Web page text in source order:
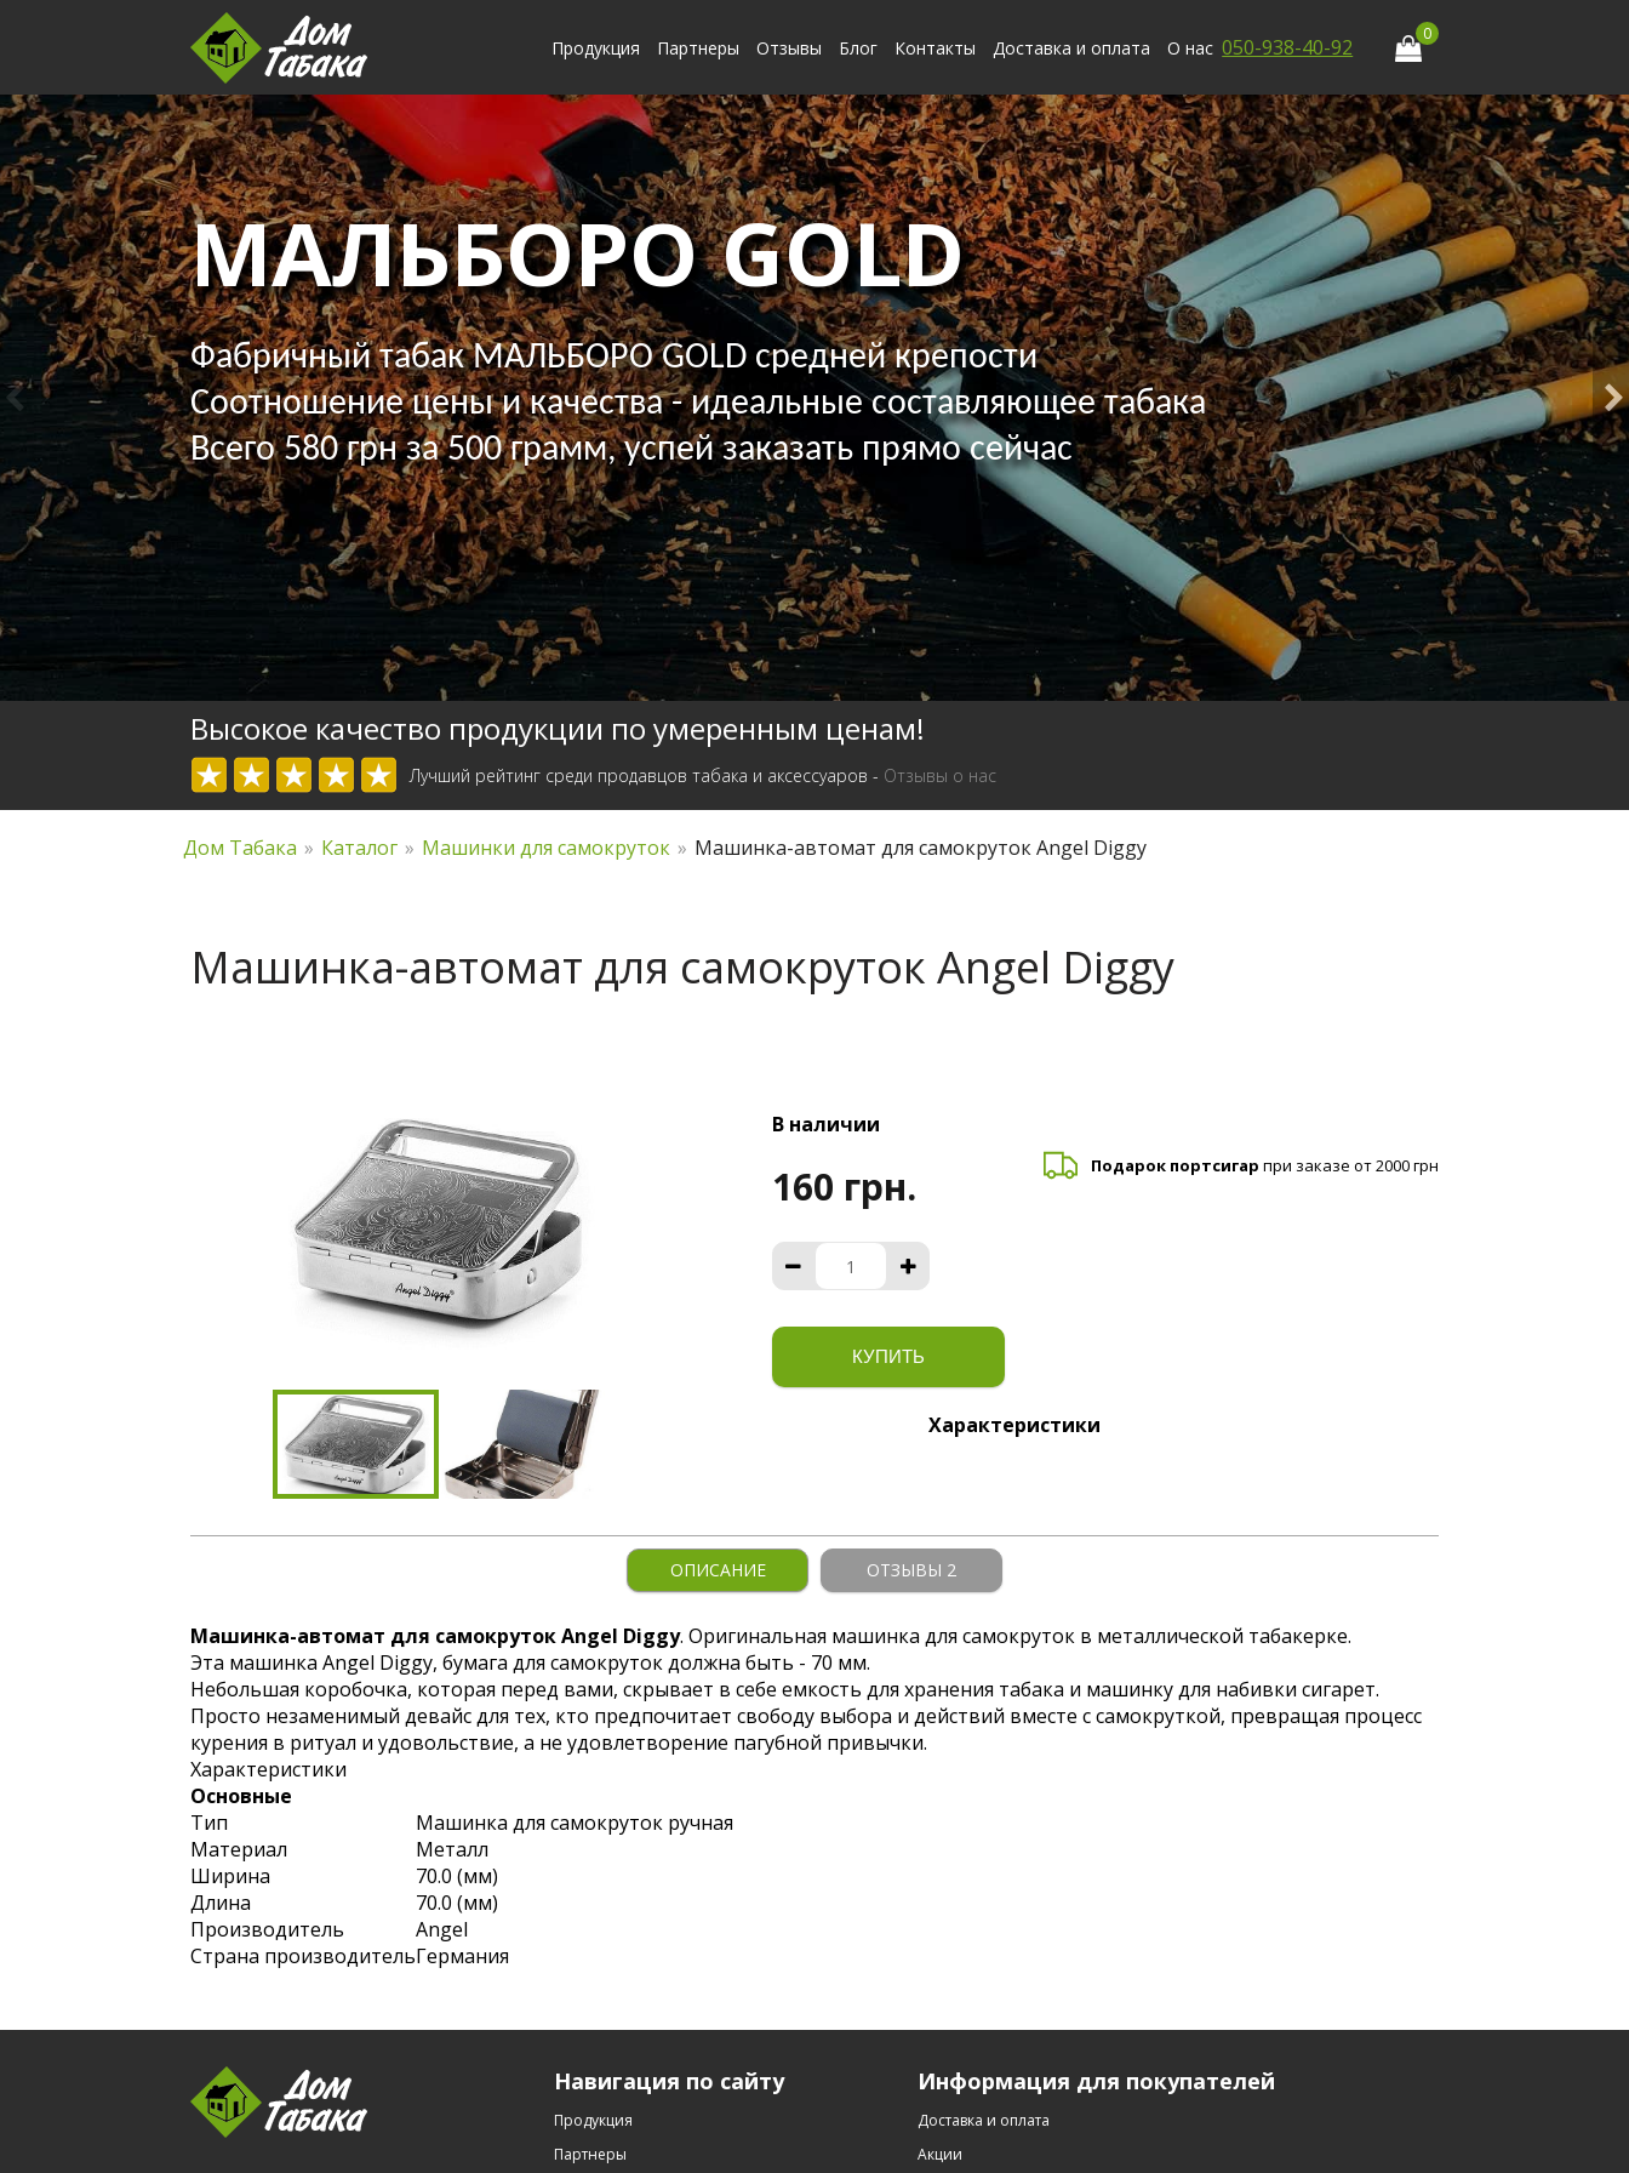
Продукция Партнеры Отзывы Блог Контакты Доставка и оплата О нас 050-938-40-92
0
МАЛЬБОРО GOLD
Фабричный табак МАЛЬБОРО GOLD средней крепости
Соотношение цены и качества - идеальные составляющее табака
Всего 580 грн за 500 грамм, успей заказать прямо сейчас
Высокое качество продукции по умеренным ценам!
Лучший рейтинг среди продавцов табака и аксессуаров - Отзывы о нас
Дом Табака » Каталог » Машинки для самокруток » Машинка-автомат для самокруток Angel Diggy
Машинка-автомат для самокруток Angel Diggy
В наличии
160 грн. Подарок портсигар при заказе от 2000 грн
КУПИТЬ
Характеристики
ОПИСАНИЕ ОТЗЫВЫ 2
Машинка-автомат для самокруток Angel Diggy. Оригинальная машинка для самокруток в металлической табакерке.
Эта машинка Angel Diggy, бумага для самокруток должна быть - 70 мм.
Небольшая коробочка, которая перед вами, скрывает в себе емкость для хранения табака и машинку для набивки сигарет.
Просто незаменимый девайс для тех, кто предпочитает свободу выбора и действий вместе с самокруткой, превращая процесс
курения в ритуал и удовольствие, а не удовлетворение пагубной привычки.
Характеристики
Основные
Тип
Машинка для самокруток ручная
Материал
Металл
Ширина
70.0 (мм)
Длина
70.0 (мм)
Производитель
Angel
Страна производительГермания
Навигация по сайту
Продукция
Партнеры
Информация для покупателей
Доставка и оплата
Акции